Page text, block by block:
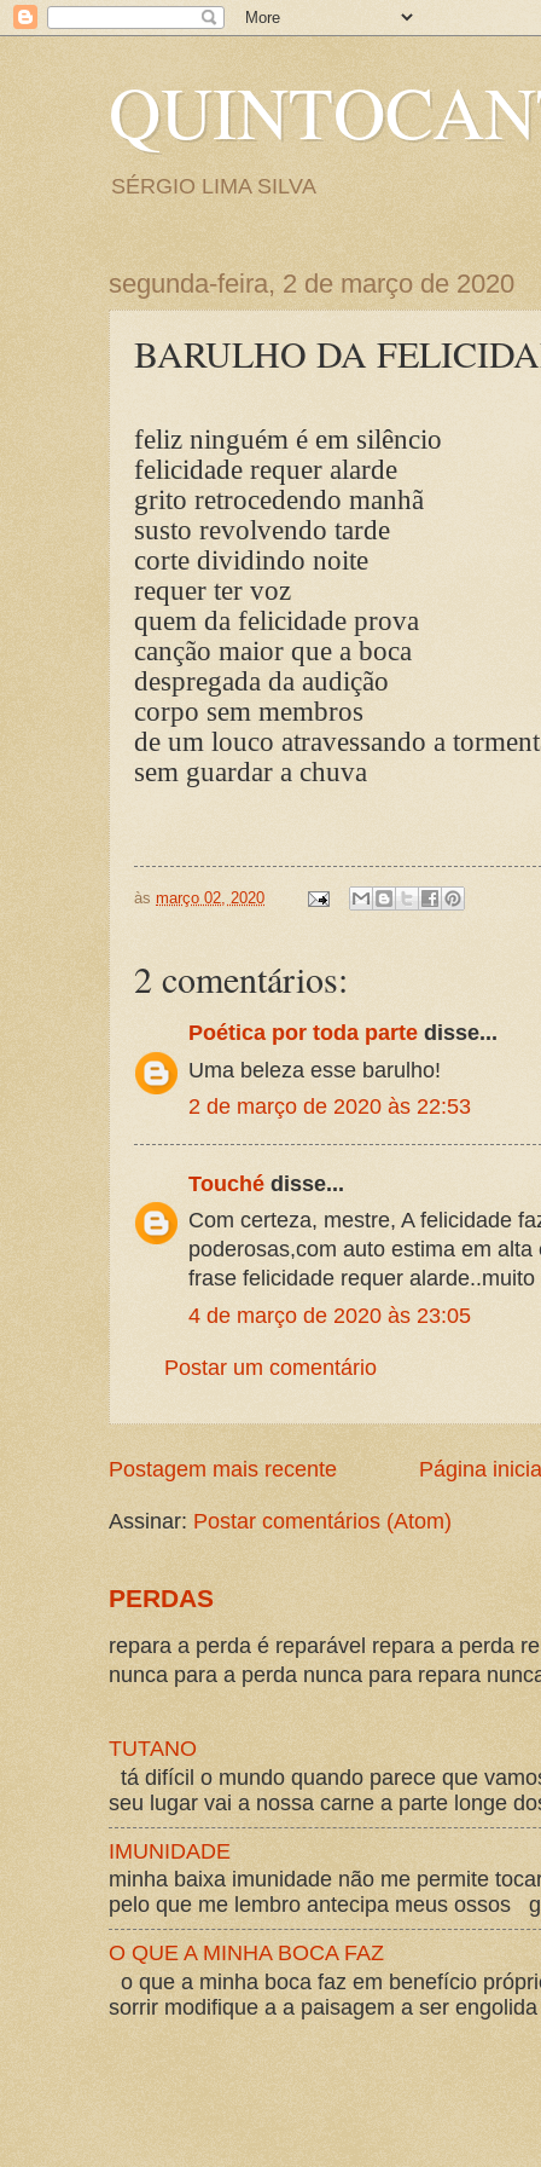
SÉRGIO LIMA SILVA
segunda-feira, 2 de março de 2020
BARULHO DA
feliz ninguém é em silêncio
felicidade requer alarde
grito retrocedendo manhã
susto revolvendo tarde
corte dividindo noite
requer ter voz
quem da felicidade prova
canção maior que a boca
despregada da audição
corpo sem membros
de um louco atravessando a
sem guardar a chuva
às março 02, 2020
2 comentários:
Poética por toda parte disse...
Uma beleza esse barulho!
2 de março de 2020 às 22:53
Touché disse...
Com certeza, mestre, A felicidade
poderosas,com auto estima em
frase felicidade requer
4 de março de 2020 às 23:05
Postar um comentário
Postagem mais recente Página
Assinar: Postar comentários (Atom)
PERDAS
repara a perda é reparável repara a perda
nunca para a perda nunca para repara
TUTANO
tá difícil o mundo quando parece que
seu lugar vai a nossa carne a parte longe
IMUNIDADE
minha baixa imunidade não me permite
pelo que me lembro antecipa meus ossos
O QUE A MINHA BOCA FAZ
o que a minha boca faz em benefício
sorrir modifique a a paisagem a ser